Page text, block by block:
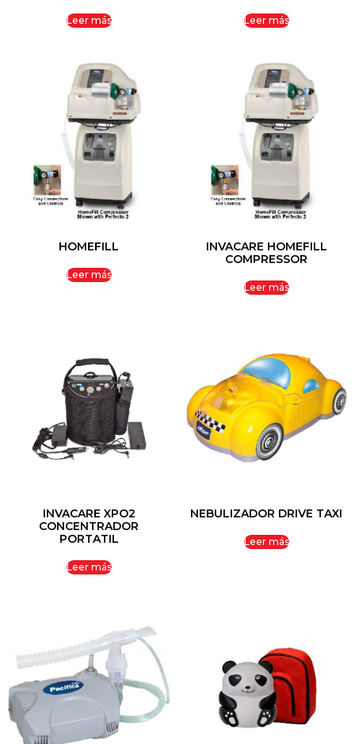
Leer más Leer más
HOMEFILL
Leer más
INVACARE HOMEFILL
COMPRESSOR
Leer más
INVACARE XPO2
CONCENTRADOR
PORTATIL
Leer más
NEBULIZADOR DRIVE TAXI
Leer más